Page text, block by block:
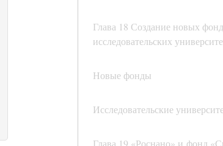
Глава 18 Создание новых
исследовательских
Новые фонды
Исследовательские